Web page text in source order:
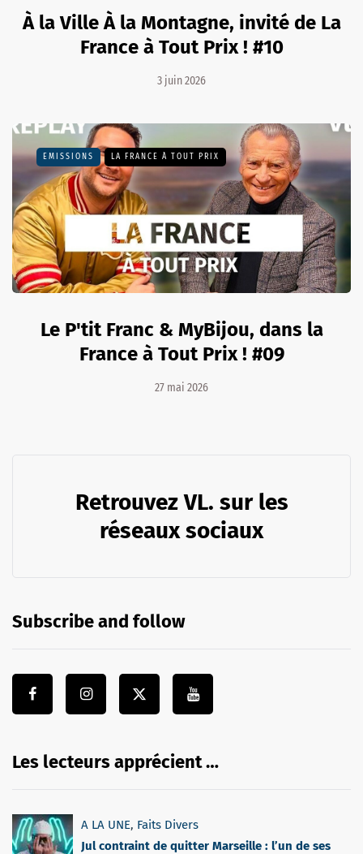
À la Ville À la Montagne, invité de La
France à Tout Prix ! #10
3 juin 2026
EMISSIONS LA FRANCE À TOUT PRIX
Le P'tit Franc & MyBijou, dans la
France à Tout Prix ! #09
27 mai 2026
Retrouvez VL. sur les
réseaux sociaux
Subscribe and follow
Les lecteurs apprécient …
A LA UNE, Faits Divers
Jul contraint de quitter Marseille : l’un de ses